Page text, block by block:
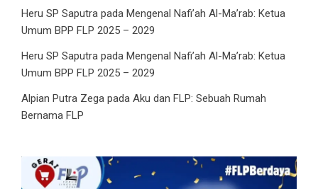
Heru SP Saputra pada Mengenal Nafi’ah Al-Ma’rab: Ketua
Umum BPP FLP 2025 – 2029
Heru SP Saputra pada Mengenal Nafi’ah Al-Ma’rab: Ketua
Umum BPP FLP 2025 – 2029
Alpian Putra Zega pada Aku dan FLP: Sebuah Rumah
Bernama FLP